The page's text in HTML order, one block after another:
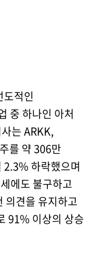
도적인
중 하나인 아처
는 ARKK,
를 약 306만
2.3% 하락했으며
에도 불구하고
의견을 유지하고
91% 이상의 상승